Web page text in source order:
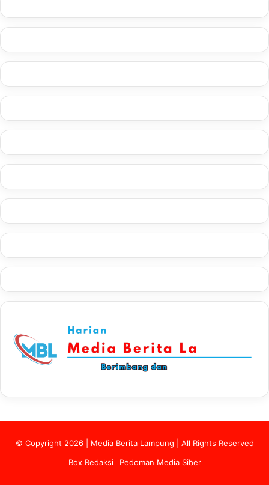
© Copyright 2026 | Media Berita Lampung | All Rights Reserved
Box Redaksi
Pedoman Media Siber